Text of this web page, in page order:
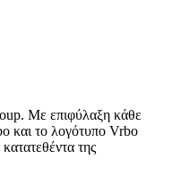
Με επιφύλαξη κάθε
και το λογότυπο Vrbo
της